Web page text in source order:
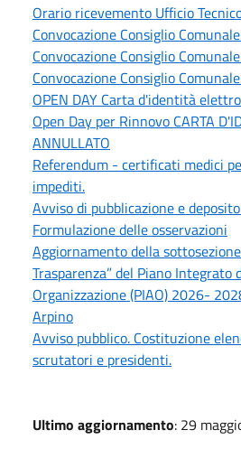
Orario ricevemento Ufficio
Convocazione Consiglio
Convocazione Consiglio
Convocazione Consiglio
OPEN DAY Carta d'identità
Open Day per Rinnovo CARTA
ANNULLATO
Referendum - certificati medici
impediti.
Avviso di pubblicazione e deposito
Formulazione delle osservazioni
Aggiornamento della
Trasparenza” del Piano
Organizzazione (PIAO) 2026-
Arpino
Avviso pubblico. Costituzione
scrutatori e presidenti.
Ultimo aggiornamento: 29